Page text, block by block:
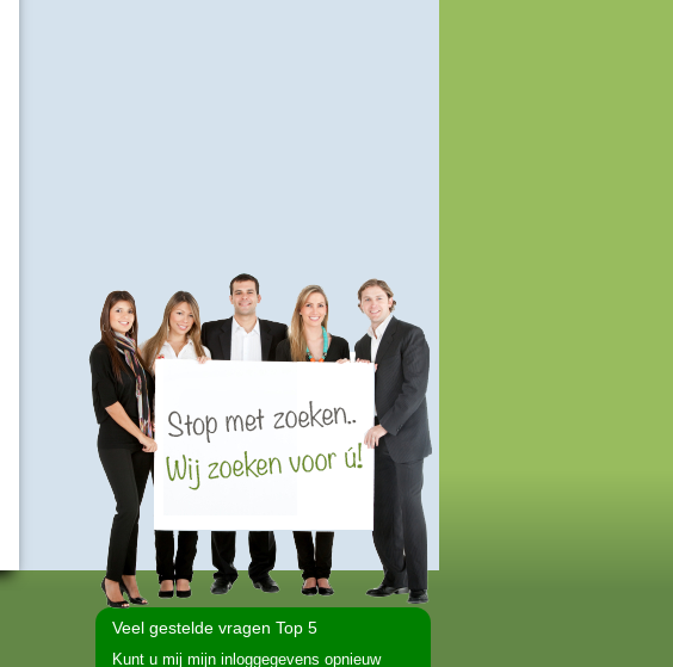
Veel gestelde vragen Top 5
Kunt u mij mijn inloggegevens opnieuw